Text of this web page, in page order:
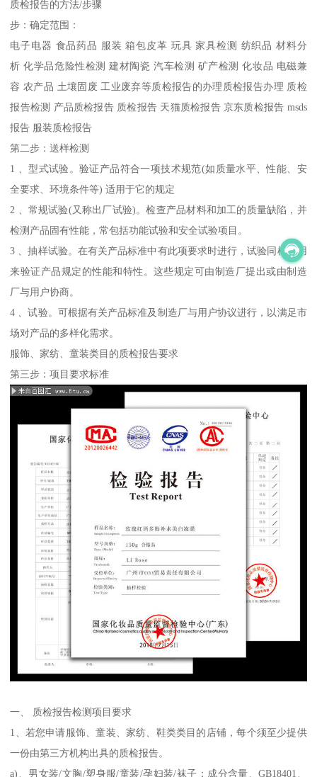
质检报告的方法/步骤
步：确定范围：
电子电器 食品药品 服装 箱包皮革 玩具 家具检测 纺织品 材料分
析 化学品危险性检测 建材陶瓷 汽车检测 矿产检测 化妆品 电磁兼
容 农产品 土壤固废 工业废弃等质检报告的办理质检报告办理 质检
报告检测 产品质检报告 质检报告 天猫质检报告 京东质检报告 msds
报告 服装质检报告
第二步：送样检测
1 、型式试验。验证产品符合一项技术规范(如质量水平、性能、安
全要求、环境条件等) 适用于它的规定
2 、常规试验(又称出厂试验)。检查产品材料和加工的质量缺陷，并
检测产品固有性能，常包括功能试验和安全试验项目。
3 、抽样试验。在有关产品标准中有此项要求时进行，试验同样是用
来验证产品规定的性能和特性。这些规定可由制造厂提出或由制造
厂与用户协商。
4 、试验。可根据有关产品标准及制造厂与用户协议进行，以满足市
场对产品的多样化需求。
服饰、家纺、童装类目的质检报告要求
第三步：项目要求标准
一、 质检报告检测项目要求
1、若您申请服饰、童装、家纺、鞋类类目的店铺，每个须至少提供
一份由第三方机构出具的质检报告。
a)、男女装/文胸/塑身服/童装/孕妇装/袜子：成分含量、GB18401、